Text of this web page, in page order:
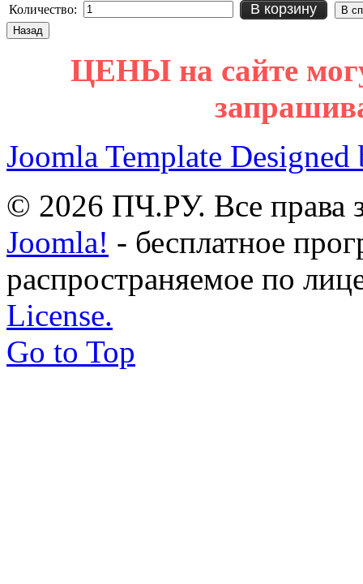
Количество: В корзину
ЦЕНЫ на сайте
Joomla Template Designed
© 2026 ПЧ.РУ. Все права
Joomla! - бесплатное
распространяемое по
License.
Go to Top